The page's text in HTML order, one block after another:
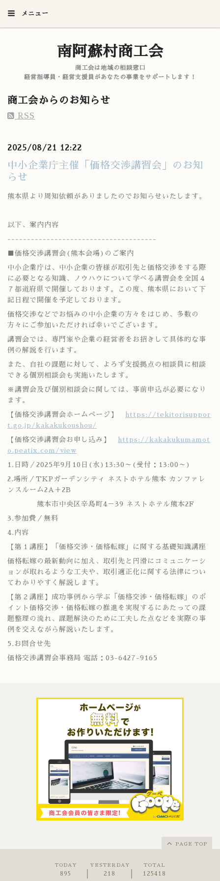
メニュー
南阿蘇村商工会
商工会は地域の相談窓口
経営指導員・経営支援員があなたの事業をサポートします！
商工会からのお知らせ
RSS
2025/08/21 12:22
中小企業庁主催「価格交渉講習会」のお知
らせ
熊本県より周知依頼がありましたのでお知らせいたします。
以下、案内内容
--------------------------------------
■価格交渉講習会(熊本会場)のご案内
中小企業庁は、中小企業の皆様が取引先と価格交渉をする際
に必要となる知識、ノウハウについて学べる講習会を全国４
７都道府県で開催しております。この度、熊本県において下
記日程で開催を予定しております。
価格交渉などでお悩みの中小企業の方々をはじめ、多数の
方々にご参加いただければ幸いでございます。
講習会では、専門家や企業の経営者をお招きして具体的な事
例の解説を行います。
また、自社の課題に対して、よろず支援拠点の相談員に相談
できる個別相談会も実施いたします。
※講習会及び個別相談会に関しては、事前申込が必要になり
ます。
【価格交渉講習会ホームページ】
https://tekitorisuppor
t.go.jp/kakakukoushou/
【価格交渉講習会お申し込み】
https://kakakukumamot
o.peatix.com/view
1.日時／2025年9月10日(水)13:30～(受付：13:00～)
2.場所／TKPガーデンシティ ネストホテル熊本 カンファレ
ンスルーム2A＋2B
熊本市中央区辛島町4－39 ネストホテル熊本2F
3.参加費／無料
4.内容
【第１講座】「価格交渉・価格転嫁」に関する基礎知識講座
価格転嫁の最新動向に加え、取引先と円滑にコミュニケーシ
ョンが取れるような工夫や、取引適正化に関する法律につい
てわかりやすく解説します。
【第２講座】成功事例から学ぶ「価格交渉・価格転嫁」のポ
イント価格交渉・価格転嫁の推進を実現するにあたっての課
題整理の流れ、課題解決のために工夫した点などを実際の事
例を交えながら解説いたします。
5.お問合せ先
価格交渉講習会事務局 電話：03-6427-9165
PAGE TOP
TODAY
895
YESTERDAY
218
TOTAL
125418